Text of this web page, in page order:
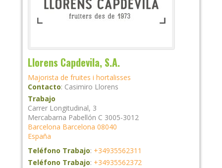
Llorens Capdevila, S.A.
Majorista de fruites i hortalisses
Contacto: Casimiro Llorens
Trabajo
Carrer Longitudinal, 3
Mercabarna Pabellón C 3005-3012
Barcelona Barcelona 08040
España
Teléfono Trabajo: +34935562311
Teléfono Trabajo: +34935562372